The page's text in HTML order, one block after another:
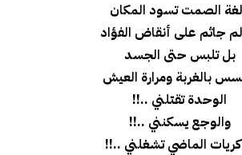
الصمت تسود المكان
جاثم على أنقاض الفؤاد
بل تلبس حتى الجسد
بالغربة ومرارة العيش
الوحدة تقتلني ..!!
والوجع يسكنني ..!!
الماضي تشغلني ..!!